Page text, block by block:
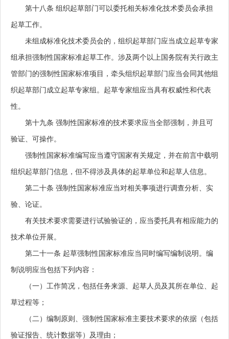
第十八条 组织起草部门可以委托相关标准化技术委员会承担
起草工作。
未组成标准化技术委员会的，组织起草部门应当成立起草专家
组承担强制性国家标准起草工作。涉及两个以上国务院有关行政主
管部门的强制性国家标准项目，牵头组织起草部门应当会同其他组
织起草部门成立起草专家组。起草专家组应当具有权威性和代表
性。
第十九条 强制性国家标准的技术要求应当全部强制，并且可
验证、可操作。
强制性国家标准编写应当遵守国家有关规定，并在前言中载明
组织起草部门信息，但不得涉及具体的起草单位和起草人信息。
第二十条 强制性国家标准应当对相关事项进行调查分析、实
验、论证。
有关技术要求需要进行试验验证的，应当委托具有相应能力的
技术单位开展。
第二十一条 起草强制性国家标准应当同时编写编制说明。编
制说明应当包括下列内容：
（一）工作简况，包括任务来源、起草人员及其所在单位、起
草过程等；
（二）编制原则、强制性国家标准主要技术要求的依据（包括
验证报告、统计数据等）及理由；